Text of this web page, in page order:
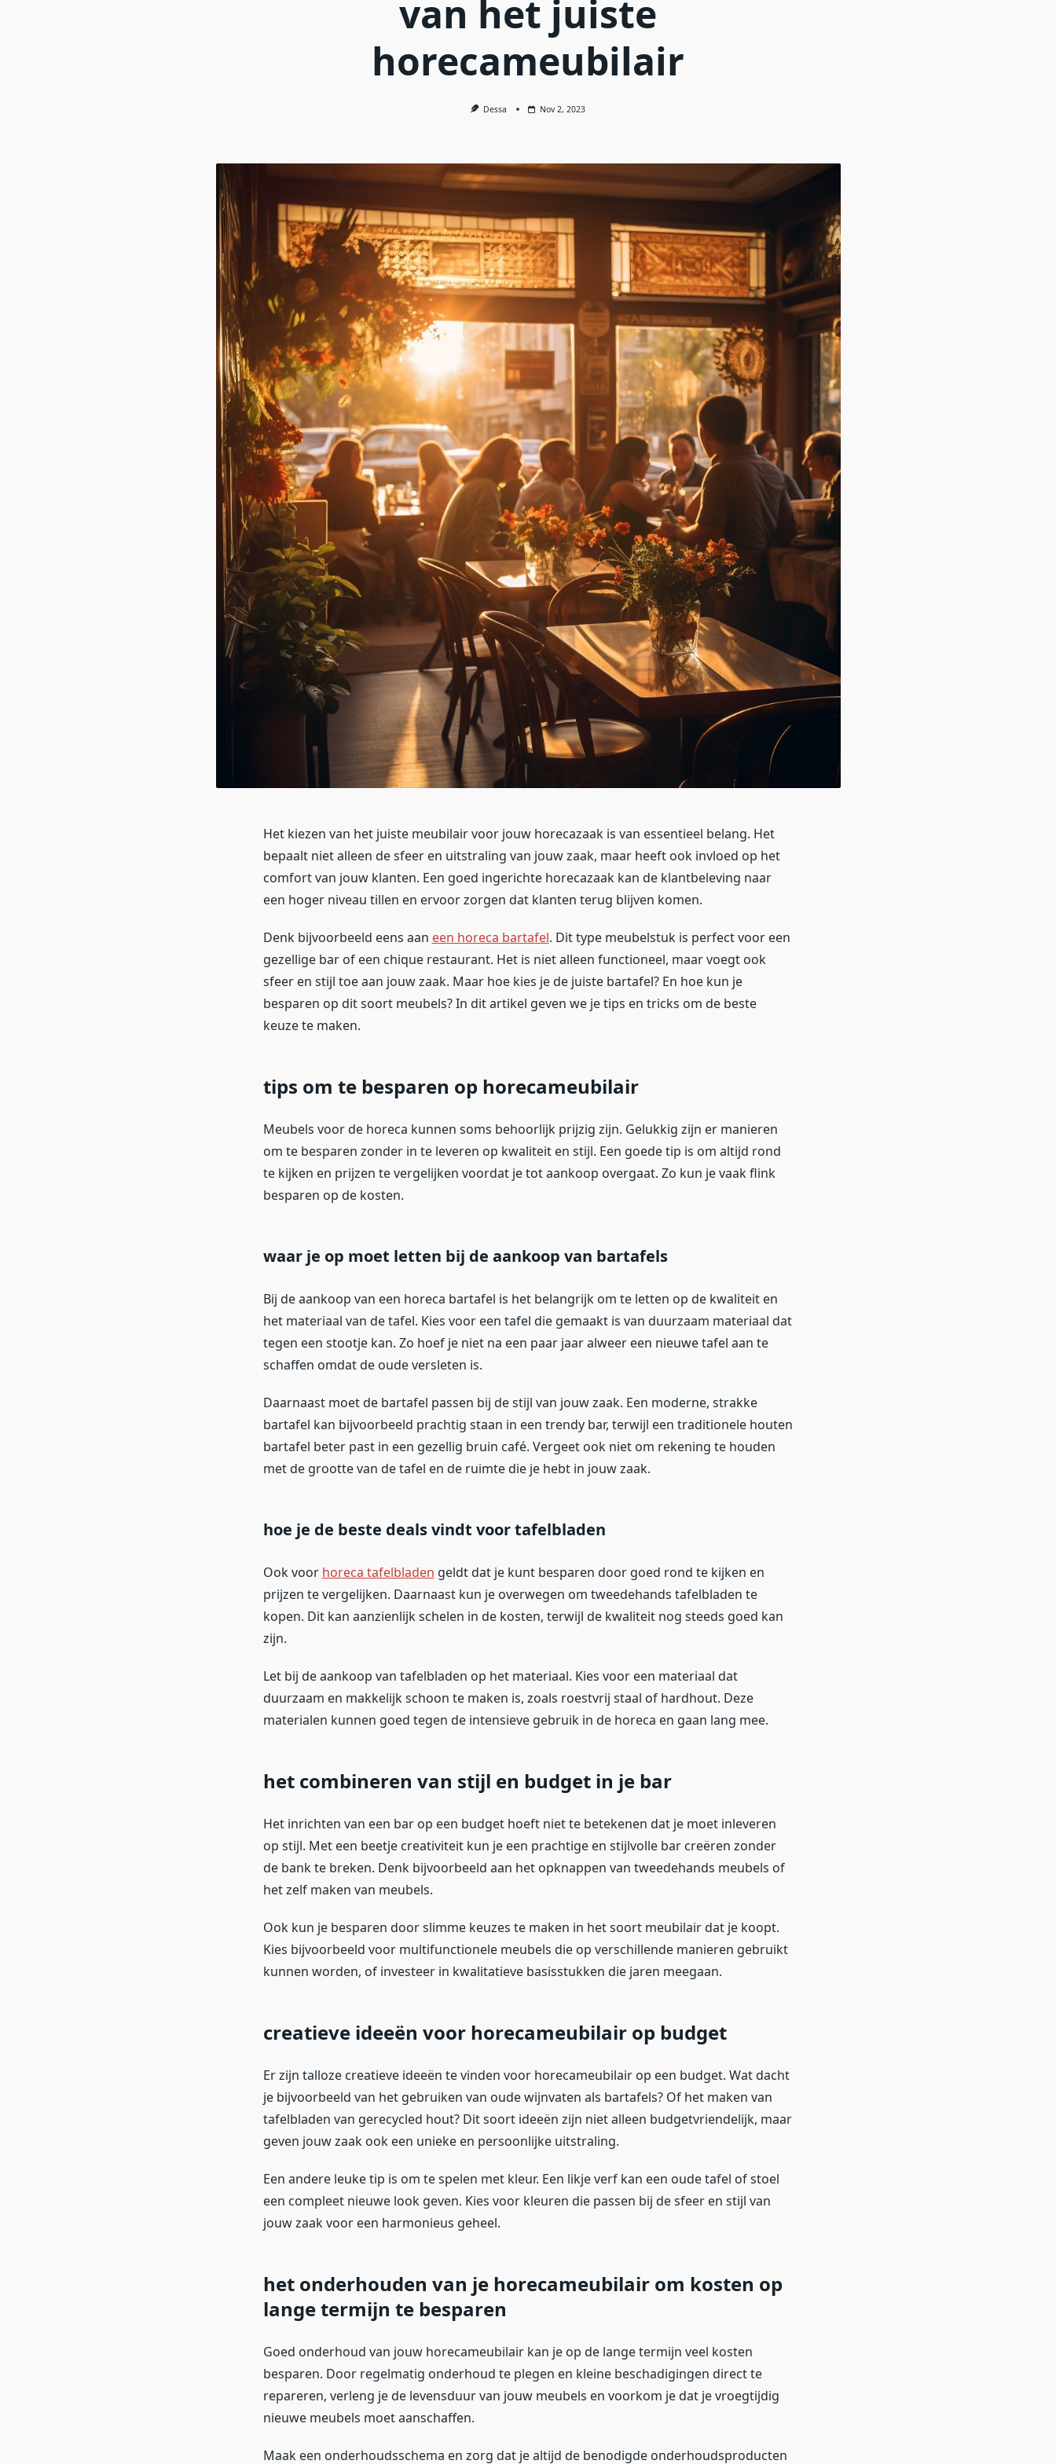
van het juiste
horecameubilair
Dessa Nov 2, 2023
Het kiezen van het juiste meubilair voor jouw horecazaak is van essentieel belang. Het
bepaalt niet alleen de sfeer en uitstraling van jouw zaak, maar heeft ook invloed op het
comfort van jouw klanten. Een goed ingerichte horecazaak kan de klantbeleving naar
een hoger niveau tillen en ervoor zorgen dat klanten terug blijven komen.
Denk bijvoorbeeld eens aan een horeca bartafel. Dit type meubelstuk is perfect voor een
gezellige bar of een chique restaurant. Het is niet alleen functioneel, maar voegt ook
sfeer en stijl toe aan jouw zaak. Maar hoe kies je de juiste bartafel? En hoe kun je
besparen op dit soort meubels? In dit artikel geven we je tips en tricks om de beste
keuze te maken.
tips om te besparen op horecameubilair
Meubels voor de horeca kunnen soms behoorlijk prijzig zijn. Gelukkig zijn er manieren
om te besparen zonder in te leveren op kwaliteit en stijl. Een goede tip is om altijd rond
te kijken en prijzen te vergelijken voordat je tot aankoop overgaat. Zo kun je vaak flink
besparen op de kosten.
waar je op moet letten bij de aankoop van bartafels
Bij de aankoop van een horeca bartafel is het belangrijk om te letten op de kwaliteit en
het materiaal van de tafel. Kies voor een tafel die gemaakt is van duurzaam materiaal dat
tegen een stootje kan. Zo hoef je niet na een paar jaar alweer een nieuwe tafel aan te
schaffen omdat de oude versleten is.
Daarnaast moet de bartafel passen bij de stijl van jouw zaak. Een moderne, strakke
bartafel kan bijvoorbeeld prachtig staan in een trendy bar, terwijl een traditionele houten
bartafel beter past in een gezellig bruin café. Vergeet ook niet om rekening te houden
met de grootte van de tafel en de ruimte die je hebt in jouw zaak.
hoe je de beste deals vindt voor tafelbladen
Ook voor horeca tafelbladen geldt dat je kunt besparen door goed rond te kijken en
prijzen te vergelijken. Daarnaast kun je overwegen om tweedehands tafelbladen te
kopen. Dit kan aanzienlijk schelen in de kosten, terwijl de kwaliteit nog steeds goed kan
zijn.
Let bij de aankoop van tafelbladen op het materiaal. Kies voor een materiaal dat
duurzaam en makkelijk schoon te maken is, zoals roestvrij staal of hardhout. Deze
materialen kunnen goed tegen de intensieve gebruik in de horeca en gaan lang mee.
het combineren van stijl en budget in je bar
Het inrichten van een bar op een budget hoeft niet te betekenen dat je moet inleveren
op stijl. Met een beetje creativiteit kun je een prachtige en stijlvolle bar creëren zonder
de bank te breken. Denk bijvoorbeeld aan het opknappen van tweedehands meubels of
het zelf maken van meubels.
Ook kun je besparen door slimme keuzes te maken in het soort meubilair dat je koopt.
Kies bijvoorbeeld voor multifunctionele meubels die op verschillende manieren gebruikt
kunnen worden, of investeer in kwalitatieve basisstukken die jaren meegaan.
creatieve ideeën voor horecameubilair op budget
Er zijn talloze creatieve ideeën te vinden voor horecameubilair op een budget. Wat dacht
je bijvoorbeeld van het gebruiken van oude wijnvaten als bartafels? Of het maken van
tafelbladen van gerecycled hout? Dit soort ideeën zijn niet alleen budgetvriendelijk, maar
geven jouw zaak ook een unieke en persoonlijke uitstraling.
Een andere leuke tip is om te spelen met kleur. Een likje verf kan een oude tafel of stoel
een compleet nieuwe look geven. Kies voor kleuren die passen bij de sfeer en stijl van
jouw zaak voor een harmonieus geheel.
het onderhouden van je horecameubilair om kosten op
lange termijn te besparen
Goed onderhoud van jouw horecameubilair kan je op de lange termijn veel kosten
besparen. Door regelmatig onderhoud te plegen en kleine beschadigingen direct te
repareren, verleng je de levensduur van jouw meubels en voorkom je dat je vroegtijdig
nieuwe meubels moet aanschaffen.
Maak een onderhoudsschema en zorg dat je altijd de benodigde onderhoudsproducten